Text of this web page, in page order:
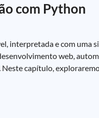
com Python
interpretada e com uma
web,
capítulo,